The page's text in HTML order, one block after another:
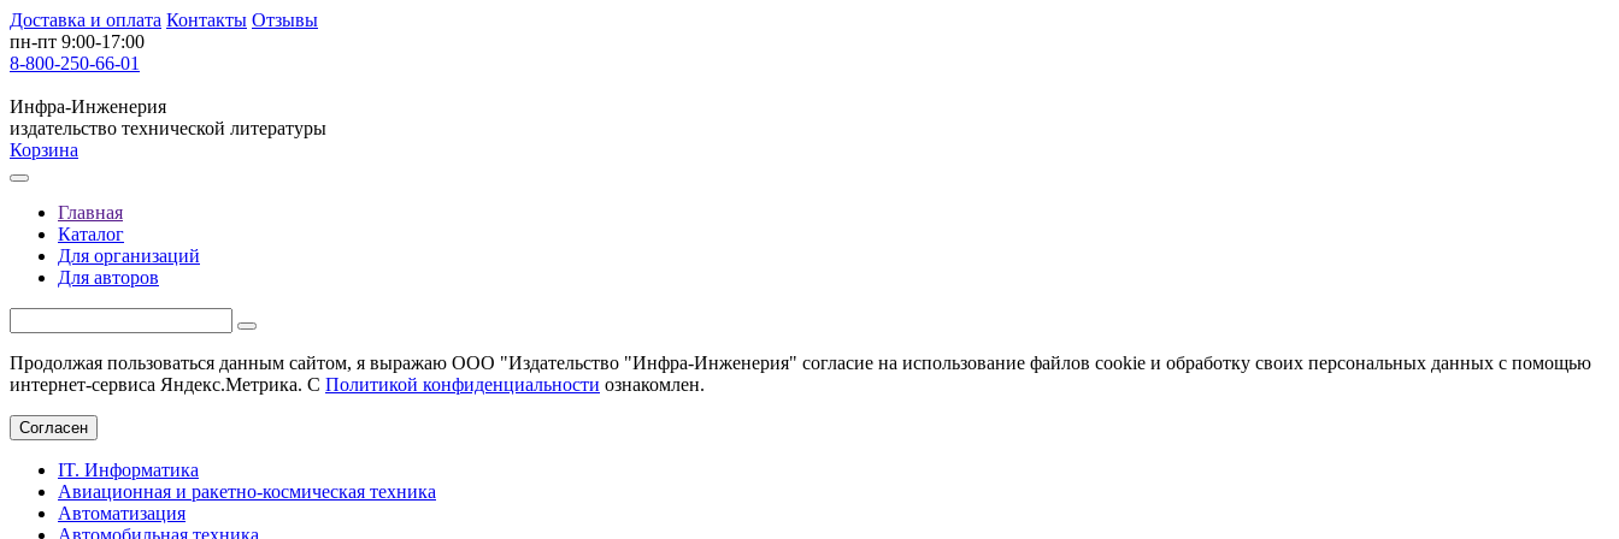
Доставка и оплата Контакты Отзывы
пн-пт 9:00-17:00
8-800-250-66-01
Инфра-Инженерия
издательство технической литературы
Корзина
Главная
Каталог
Для организаций
Для авторов
Продолжая пользоваться данным сайтом, я выражаю ООО "Издательство "Инфра-Инженерия" согласие на использование файлов cookie и обработку своих персональных данных с помощью
интернет-сервиса Яндекс.Метрика. С Политикой конфиденциальности ознакомлен.
Согласен
IT. Информатика
Авиационная и ракетно-космическая техника
Автоматизация
Автомобильная техника